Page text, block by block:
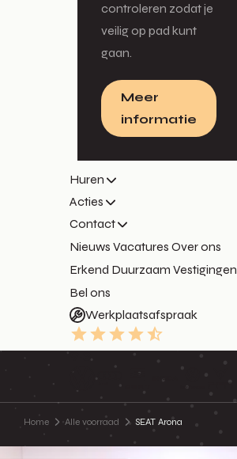
controleren zodat je
veilig op pad kunt
gaan.
Meer
informatie
Huren
Acties
Contact
Nieuws Vacatures Over ons
Erkend Duurzaam Vestigingen
Bel ons
Werkplaatsafspraak
9.3
Home Alle voorraad SEAT Arona